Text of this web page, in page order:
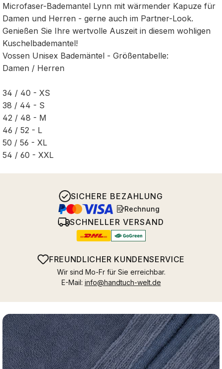
Microfaser-Bademantel Lynn mit wärmender Kapuze für
Damen und Herren - gerne auch im Partner-Look.
Genießen Sie Ihre wertvolle Auszeit in diesem wohligen
Kuschelbademantel!
Vossen Unisex Bademäntel - Größentabelle:
Damen / Herren
34 / 40 - XS
38 / 44 - S
42 / 48 - M
46 / 52 - L
50 / 56 - XL
54 / 60 - XXL
SICHERE BEZAHLUNG
Rechnung
SCHNELLER VERSAND
FREUNDLICHER KUNDENSERVICE
Wir sind Mo-Fr für Sie erreichbar.
E-Mail: info@handtuch-welt.de